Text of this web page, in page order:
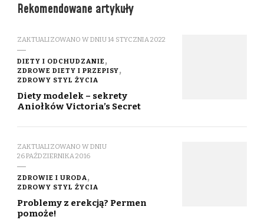
Rekomendowane artykuły
ZAKTUALIZOWANO W DNIU14 STYCZNIA 2022
DIETY I ODCHUDZANIE
ZDROWE DIETY I PRZEPISY
ZDROWY STYL ŻYCIA
Diety modelek – sekrety
Aniołków Victoria’s Secret
ZAKTUALIZOWANO W DNIU
26 PAŹDZIERNIKA 2016
ZDROWIE I URODA
ZDROWY STYL ŻYCIA
Problemy z erekcją? Permen
pomoże!